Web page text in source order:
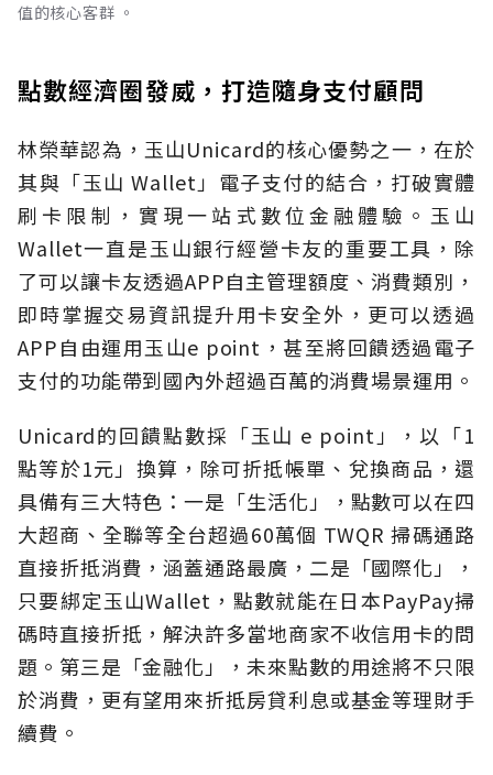
值的核心客群 。
點數經濟圈發威，打造隨身支付顧問
林榮華認為，玉山Unicard的核心優勢之一，在於
其與「玉山 Wallet」電子支付的結合，打破實體
刷卡限制，實現一站式數位金融體驗。玉山
Wallet一直是玉山銀行經營卡友的重要工具，除
了可以讓卡友透過APP自主管理額度、消費類別，
即時掌握交易資訊提升用卡安全外，更可以透過
APP自由運用玉山e point，甚至將回饋透過電子
支付的功能帶到國內外超過百萬的消費場景運用。
Unicard的回饋點數採「玉山 e point」，以「1
點等於1元」換算，除可折抵帳單、兌換商品，還
具備有三大特色：一是「生活化」，點數可以在四
大超商、全聯等全台超過60萬個 TWQR 掃碼通路
直接折抵消費，涵蓋通路最廣，二是「國際化」，
只要綁定玉山Wallet，點數就能在日本PayPay掃
碼時直接折抵，解決許多當地商家不收信用卡的問
題。第三是「金融化」，未來點數的用途將不只限
於消費，更有望用來折抵房貸利息或基金等理財手
續費。